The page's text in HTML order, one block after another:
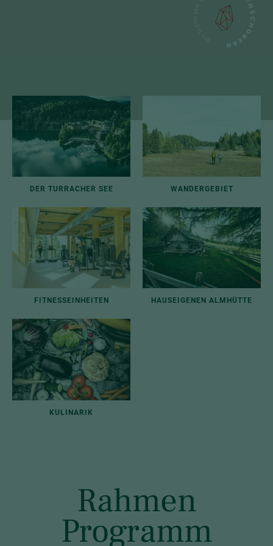
DER TURRACHER SEE WANDERGEBIET
FITNESSEINHEITEN HAUSEIGENEN ALMHÜTTE
KULINARIK
Rahmen
Programm